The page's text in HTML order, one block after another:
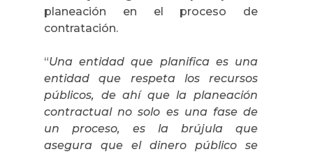
planeación en el proceso de
contratación.
“Una entidad que planifica es una
entidad que respeta los recursos
públicos, de ahí que la planeación
contractual no solo es una fase de
un proceso, es la brújula que
asegura que el dinero público se